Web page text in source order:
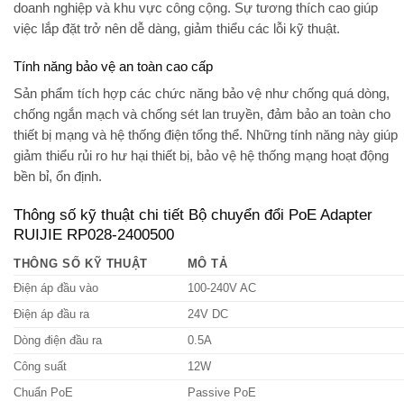
doanh nghiệp và khu vực công cộng. Sự tương thích cao giúp
việc lắp đặt trở nên dễ dàng, giảm thiểu các lỗi kỹ thuật.
Tính năng bảo vệ an toàn cao cấp
Sản phẩm tích hợp các chức năng bảo vệ như chống quá dòng,
chống ngắn mạch và chống sét lan truyền, đảm bảo an toàn cho
thiết bị mạng và hệ thống điện tổng thể. Những tính năng này giúp
giảm thiểu rủi ro hư hại thiết bị, bảo vệ hệ thống mạng hoạt động
bền bỉ, ổn định.
Thông số kỹ thuật chi tiết Bộ chuyển đổi PoE Adapter
RUIJIE RP028-2400500
THÔNG SỐ KỸ THUẬT
MÔ TẢ
Điện áp đầu vào
100-240V AC
Điện áp đầu ra
24V DC
Dòng điện đầu ra
0.5A
Công suất
12W
Chuẩn PoE
Passive PoE